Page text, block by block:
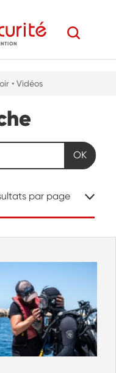
• Vidéos
OK
par page